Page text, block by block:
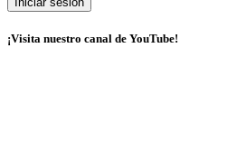
¡Visita nuestro canal de YouTube!